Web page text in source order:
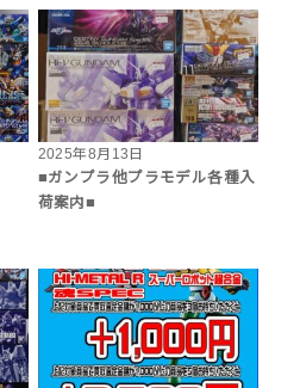
2025年8月13日
■ガンプラ他プラモデル各種入
荷案内■